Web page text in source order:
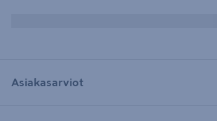
Asiakasarviot